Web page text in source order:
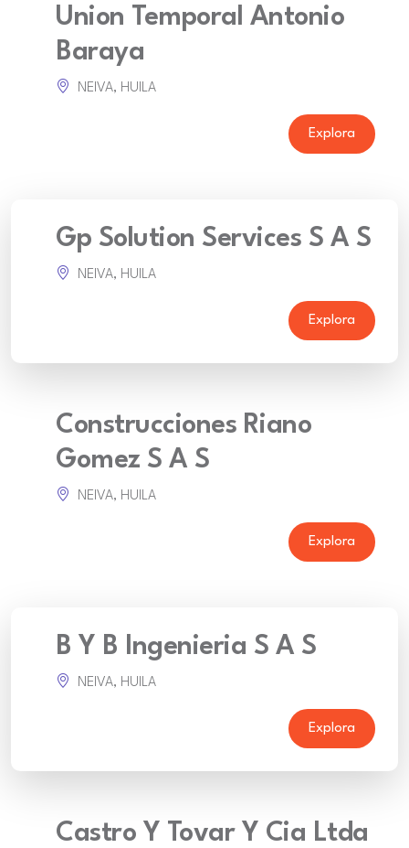
Union Temporal Antonio
Baraya
NEIVA, HUILA
Explora
Gp Solution Services S A S
NEIVA, HUILA
Explora
Construcciones Riano
Gomez S A S
NEIVA, HUILA
Explora
B Y B Ingenieria S A S
NEIVA, HUILA
Explora
Castro Y Tovar Y Cia Ltda